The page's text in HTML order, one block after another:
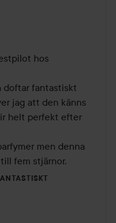
hos
doftar fantastiskt
jag att den känns
helt perfekt efter
men denna
fem stjärnor.